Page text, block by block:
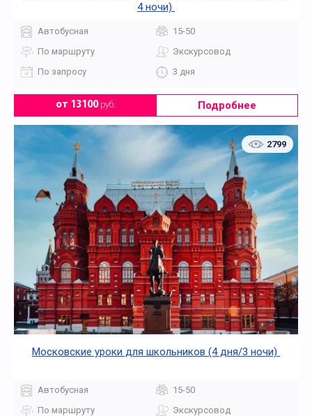
4 ночи)
Автобусная
15-50
По маршруту
Экскурсовод
По запросу
3 дня
от 13100руб. Подробнее
2799
Московские уроки для школьников (4 дня/3 ночи)
Автобусная
15-50
По маршруту
Экскурсовод